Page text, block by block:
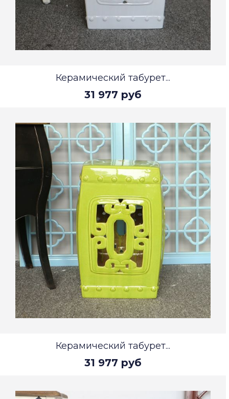
Керамический табурет...
31 977 руб
Керамический табурет...
31 977 руб